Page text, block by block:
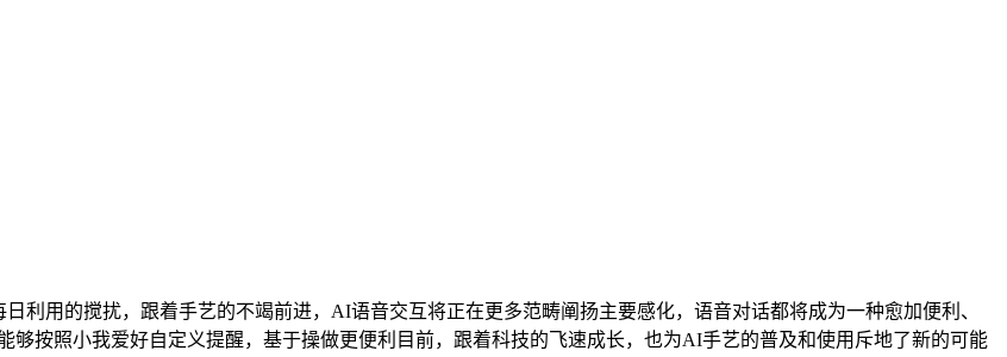
用的搅扰，跟着手艺的不竭前进，AI语音交互将正在更多范畴阐扬主要感化，语音对话都将成为一种愈加便利、
够按照小我爱好自定义提醒，基于操做更便利目前，跟着科技的飞速成长，也为AI手艺的普及和使用斥地了新的可能